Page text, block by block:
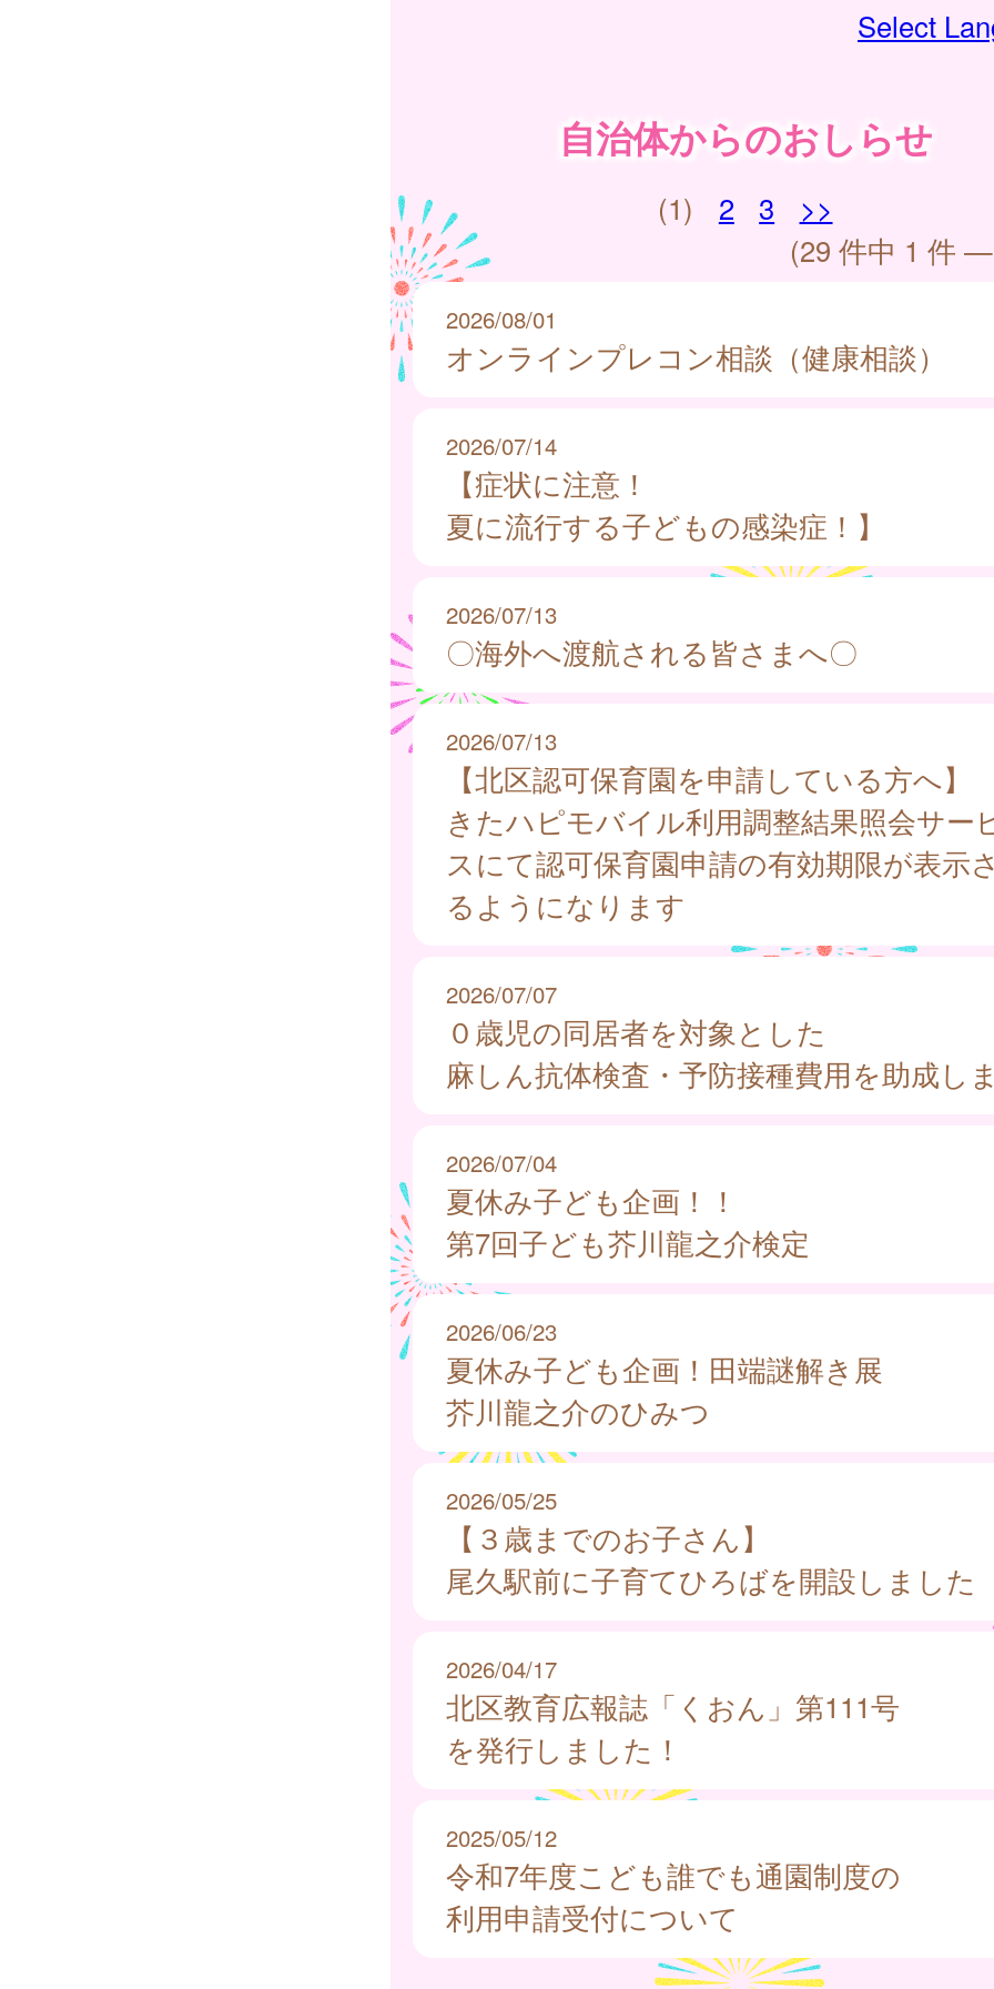
Select
自治体からのおしらせ
(1) 2 3
>>
(29 件中 1 件
2026/08/01
オンラインプレコン相談（健康相談）
2026/07/14
【症状に注意！
夏に流行する子どもの感染症！】
2026/07/13
〇海外へ渡航される皆さまへ〇
2026/07/13
【北区認可保育園を申請している方へ】
きたハピモバイル利用調整結果照会サー
スにて認可保育園申請の有効期限が表示
るようになります
2026/07/07
０歳児の同居者を対象とした
麻しん抗体検査・予防接種費用を助成し
2026/07/04
夏休み子ども企画！！
第7回子ども芥川龍之介検定
2026/06/23
夏休み子ども企画！田端謎解き展
芥川龍之介のひみつ
2026/05/25
【３歳までのお子さん】
尾久駅前に子育てひろばを開設しました
2026/04/17
北区教育広報誌「くおん」第111号
を発行しました！
2025/05/12
令和7年度こども誰でも通園制度の
利用申請受付について